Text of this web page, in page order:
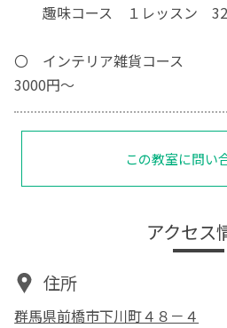
趣味コース １レッスン
〇 インテリア雑貨コ
3000円～
この教室に問い
アクセス
住所
群馬県前橋市下川町４８－４